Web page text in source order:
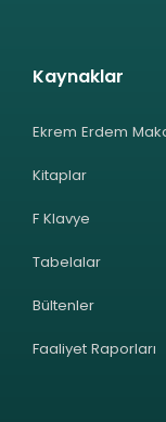
Kaynaklar
Ekrem Erdem
Kitaplar
F Klavye
Tabelalar
Bültenler
Faaliyet Raporları